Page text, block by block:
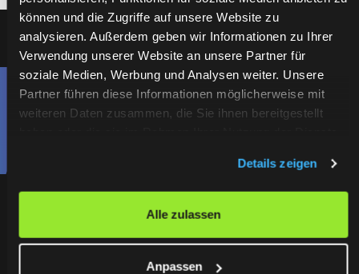
können und die Zugriffe auf unsere Website zu
analysieren. Außerdem geben wir Informationen zu Ihrer
Verwendung unserer Website an unsere Partner für
soziale Medien, Werbung und Analysen weiter. Unsere
Partner führen diese Informationen möglicherweise mit
weiteren Daten zusammen, die Sie ihnen bereitgestellt
Details zeigen
Alle zulassen
Anpassen
kein Wettbewerbsvorteil. Es ist eine
Abhängigkeit – mit einem
Rentendatum.